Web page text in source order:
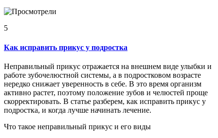
5
Как исправить прикус у подростка
Неправильный прикус отражается на внешнем виде улыбки и
работе зубочелюстной системы, а в подростковом возрасте
нередко снижает уверенность в себе. В это время организм
активно растет, поэтому положение зубов и челюстей проще
скорректировать. В статье разберем, как исправить прикус у
подростка, и когда лучше начинать лечение.
Что такое неправильный прикус и его виды